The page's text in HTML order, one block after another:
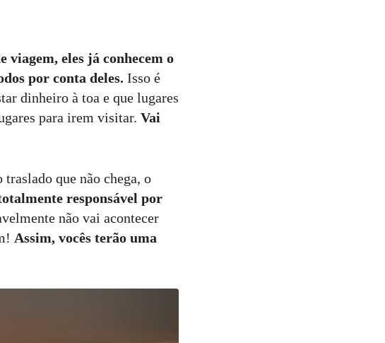
viagem, eles já conhecem o
por conta deles. Isso é
dinheiro à toa e que lugares
para irem visitar. Vai
traslado que não chega, o
responsável por
não vai acontecer
Assim, vocês terão uma